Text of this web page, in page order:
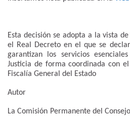
Esta decisión se adopta a la vista
el Real Decreto en el que se
garantizan los servicios
Justicia de forma coordinada con
Fiscalía General del Estado
Autor
La Comisión Permanente del